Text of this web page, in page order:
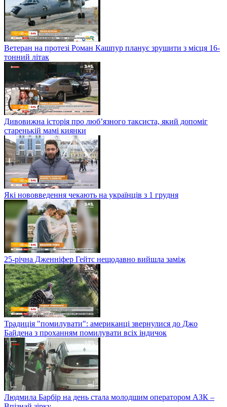
Ветеран на протезі Роман Кашпур планує зрушити з місця 16-
тонний літак
Дивовижна історія про люб’язного таксиста, який допоміг
старенькій мамі киянки
Які нововведення чекають на українців з 1 грудня
25-річна Дженніфер Гейтс нещодавно вийшла заміж
Традиція "помилувати": американці звернулися до Джо
Байдена з проханням помилувати всіх індичок
Людмила Барбір на день стала молодшим оператором АЗК –